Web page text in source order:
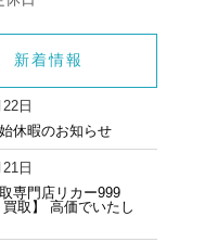
新着情報
日
休暇のお知らせ
日
専門店リカー999
買取】 高価でいたし